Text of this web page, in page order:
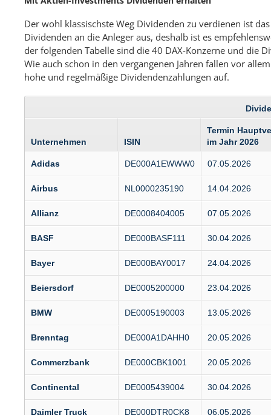
Der wohl klassischste Weg Dividenden zu verdienen ist
Dividenden an die Anleger aus, deshalb ist es
der folgenden Tabelle sind die 40 DAX-Konzerne und die
Wie auch schon in den vergangenen Jahren fallen vor
hohe und regelmäßige Dividendenzahlungen auf.
Unternehmen ISIN
Termin
im Jahr 2026
Adidas DE000A1EWWW0 07.05.2026
Airbus NL0000235190 14.04.2026
Allianz DE0008404005 07.05.2026
BASF DE000BASF111 30.04.2026
Bayer DE000BAY0017 24.04.2026
Beiersdorf DE0005200000 23.04.2026
BMW DE0005190003 13.05.2026
Brenntag DE000A1DAHH0 20.05.2026
Commerzbank DE000CBK1001 20.05.2026
Continental DE0005439004 30.04.2026
Daimler Truck DE000DTR0CK8 06.05.2026